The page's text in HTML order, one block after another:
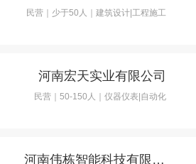
民营｜少于50人｜建筑设计|工程施工
河南宏天实业有限公司
民营｜50-150人｜仪器仪表|自动化
河南伟栋智能科技有限公司